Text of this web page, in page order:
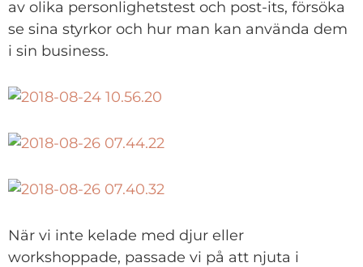
av olika personlighetstest och post-its, försöka
se sina styrkor och hur man kan använda dem
i sin business.
När vi inte kelade med djur eller
workshoppade, passade vi på att njuta i